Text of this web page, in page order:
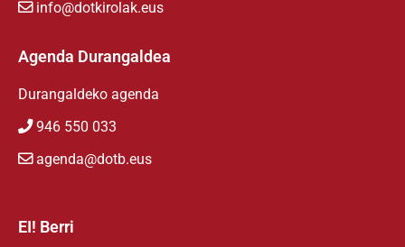
info@dotkirolak.eus
Agenda Durangaldea
Durangaldeko agenda
946 550 033
agenda@dotb.eus
EI! Berri